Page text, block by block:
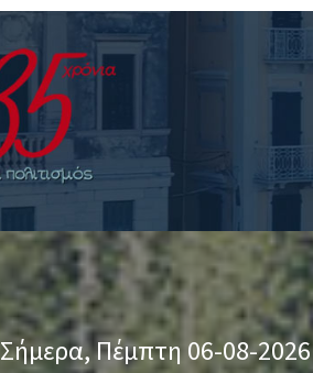
Σήμερα, Πέμπτη 06-08-2026